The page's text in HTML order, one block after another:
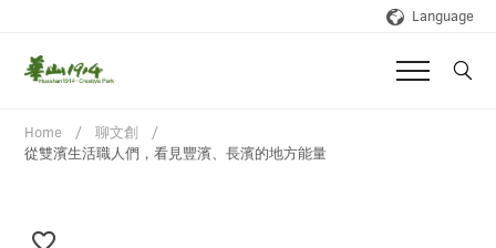
Language
Home
聊文創
從雙濱生活職人們，看見豐濱、長濱的地方能量